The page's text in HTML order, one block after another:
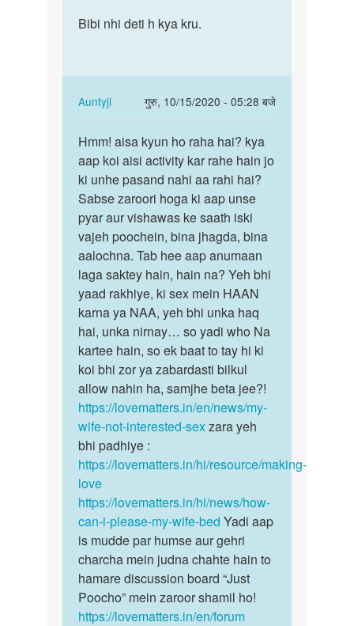
to
time
sex
karna
ki
by
parmod
Bibi
h
kya
kru.
Bibi nhi deti h kya kru.
Auntyji
गुरु, 10/15/2020 - 05:28 बजे
In
reply
to
Bibi
nhi
deti
h
kya
kru.
by
Suresh
singh
Hmm!
aisa
kyun
ho
raha
hai?…
Hmm! aisa kyun ho raha hai? kya
aap koi aisi activity kar rahe hain jo
ki unhe pasand nahi aa rahi hai?
Sabse zaroori hoga ki aap unse
pyar aur vishawas ke saath iski
vajeh poochein, bina jhagda, bina
aalochna. Tab hee aap anumaan
laga saktey hain, hain na? Yeh bhi
yaad rakhiye, ki sex mein HAAN
karna ya NAA, yeh bhi unka haq
hai, unka nirnay… so yadi who Na
kartee hain, so ek baat to tay hi ki
koi bhi zor ya zabardasti bilkul
allow nahin ha, samjhe beta jee?!
https://lovematters.in/en/news/my-
wife-not-interested-sexzara yeh
bhi padhiye :
https://lovematters.in/hi/resource/making-
love
https://lovematters.in/hi/news/how-
can-i-please-my-wife-bed Yadi aap
is mudde par humse aur gehri
charcha mein judna chahte hain to
hamare discussion board “Just
Poocho” mein zaroor shamil ho!
https://lovematters.in/en/forum